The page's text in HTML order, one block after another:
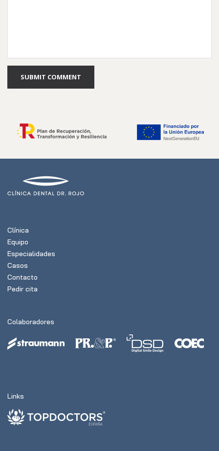
SUBMIT COMMENT
Clínica
Equipo
Especialidades
Casos
Contacto
Pedir cita
Colaboradores
Links